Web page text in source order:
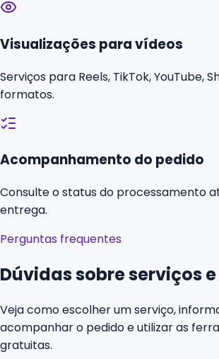
Visualizações para vídeos
Serviços para Reels, TikTok, YouTube,
formatos.
Acompanhamento do pedido
Consulte o status do processamento
entrega.
Perguntas frequentes
Dúvidas sobre serviços
Veja como escolher um serviço,
acompanhar o pedido e utilizar as
gratuitas.